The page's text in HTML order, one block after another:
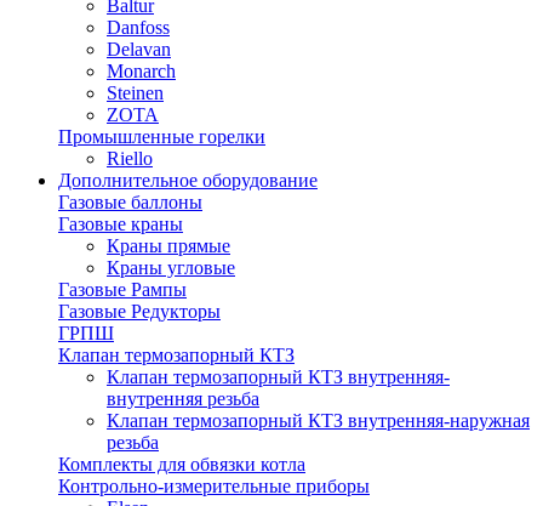
Baltur
Danfoss
Delavan
Monarch
Steinen
ZOTA
Промышленные горелки
Riello
Дополнительное оборудование
Газовые баллоны
Газовые краны
Краны прямые
Краны угловые
Газовые Рампы
Газовые Редукторы
ГРПШ
Клапан термозапорный КТЗ
Клапан термозапорный КТЗ внутренняя-
внутренняя резьба
Клапан термозапорный КТЗ внутренняя-наружная
резьба
Комплекты для обвязки котла
Контрольно-измерительные приборы